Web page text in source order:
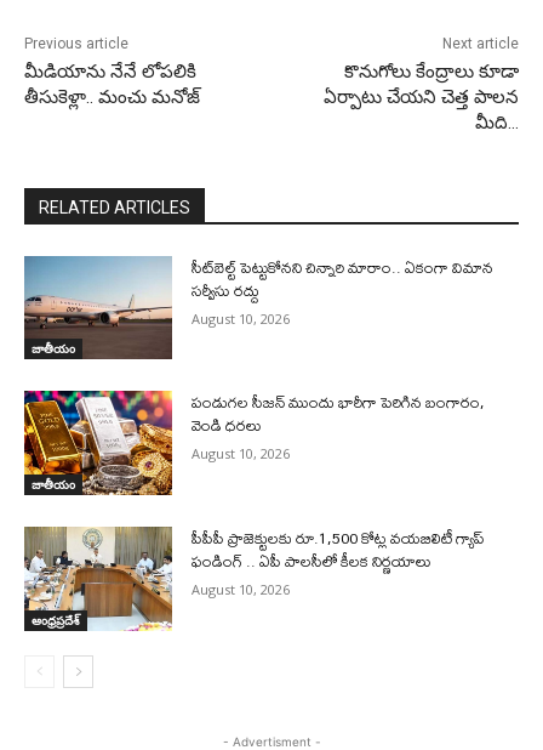
Previous article
మీడియాను నేనే లోపలికి
తీసుకెళ్లా.. మంచు మనోజ్
Next article
కొనుగోలు కేంద్రాలు కూడా
ఏర్పాటు చేయని చెత్త పాలన
మీది…
RELATED ARTICLES
జాతీయం
సీట్‌బెల్ట్‌ పెట్టుకోనని చిన్నారి మారాం.. ఏకంగా విమాన
సర్వీసు రద్దు
August 10, 2026
జాతీయం
పండుగల సీజన్ ముందు భారీగా పెరిగిన బంగారం,
వెండి ధరలు
August 10, 2026
ఆంధ్రప్రదేశ్
పీపీపీ ప్రాజెక్టులకు రూ.1,500 కోట్ల వయబిలిటీ గ్యాప్
ఫండింగ్ .. ఏపీ పాలసీలో కీలక నిర్ణయాలు
August 10, 2026
- Advertisment -